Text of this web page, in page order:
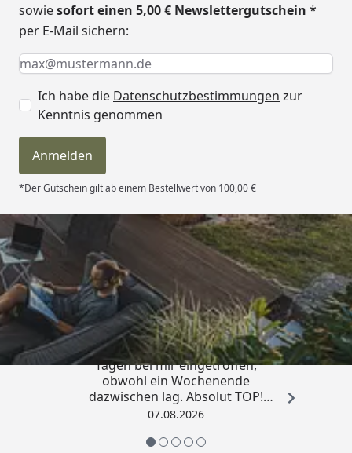
sowiesofort einen 5,00 € Newslettergutschein *
per E-Mail sichern:
Keine Eingabe erforderlich
Eingabe erforderlich
E-Mail *
Ich habe die Datenschutzbestimmungen zur
Kenntnis genommen
Anmelden
*Der Gutschein gilt ab einem Bestellwert von 100,00 €
Trusted Shops
4,81/ 5
„Die Bestellung ist innerhalb von 4
Tagen bei mir eingetroffen,
obwohl ein Wochenende
dazwischen lag. Absolut TOP!
Sicherlich nicht die letzte
so.“
07.08.2026